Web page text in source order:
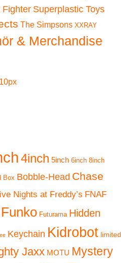
Fighter Superplastic Toys
The Simpsons XXRAY
& Merchandise
4inch 5inch 6inch 8inch
Box Bobble-Head Chase
Nights at Freddy’s FNAF
Funko Futurama Hidden
Keychain Kidrobot limited
Jaxx MOTU Mystery